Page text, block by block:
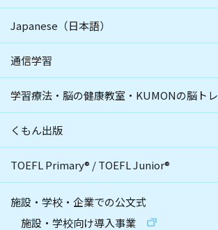
Japanese（日本語）
通信学習
学習療法・脳の健康教室・KUMONの脳トレ
くもん出版
TOEFL Primary® /TOEFL Junior®
施設・学校・企業での公文式
施設・学校向け導入事業